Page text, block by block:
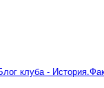
клуба -